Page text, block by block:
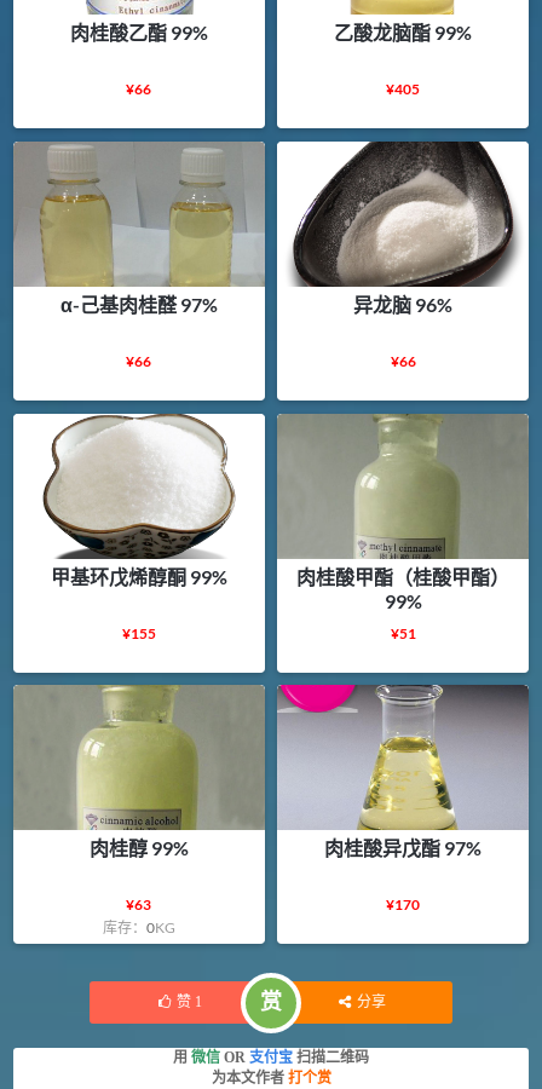
肉桂酸乙酯 99%
¥66
乙酸龙脑酯 99%
¥405
α-己基肉桂醛 97%
¥66
异龙脑 96%
¥66
甲基环戊烯醇酮 99%
¥155
肉桂酸甲酯（桂酸甲酯）
99%
¥51
肉桂醇 99%
¥63
库存： 0KG
肉桂酸异戊酯 97%
¥170
赞 1 赏 分享
用 微信 OR 支付宝 扫描二维码
为本文作者 打个赏